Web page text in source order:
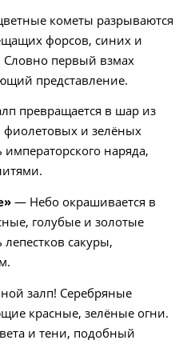
кометы разрываются
форсов, синих и
первый взмах
представление.
превращается в шар из
фиолетовых и зелёных
наряда,
— Небо окрашивается в
голубые и золотые
сакуры,
залп! Серебряные
красные, зелёные огни.
и тени, подобный